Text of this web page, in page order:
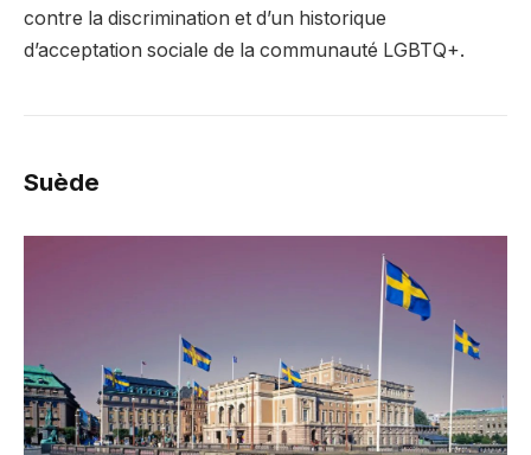
contre la discrimination et d’un historique
d’acceptation sociale de la communauté LGBTQ+.
Suède